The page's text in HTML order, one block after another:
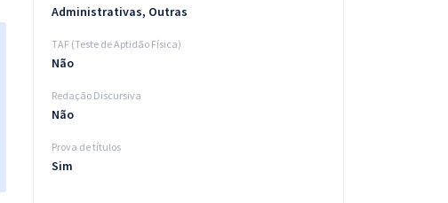
Administrativas, Outras
TAF (Teste de Aptidão Física)
Não
Redação Discursiva
Não
Prova de títulos
Sim